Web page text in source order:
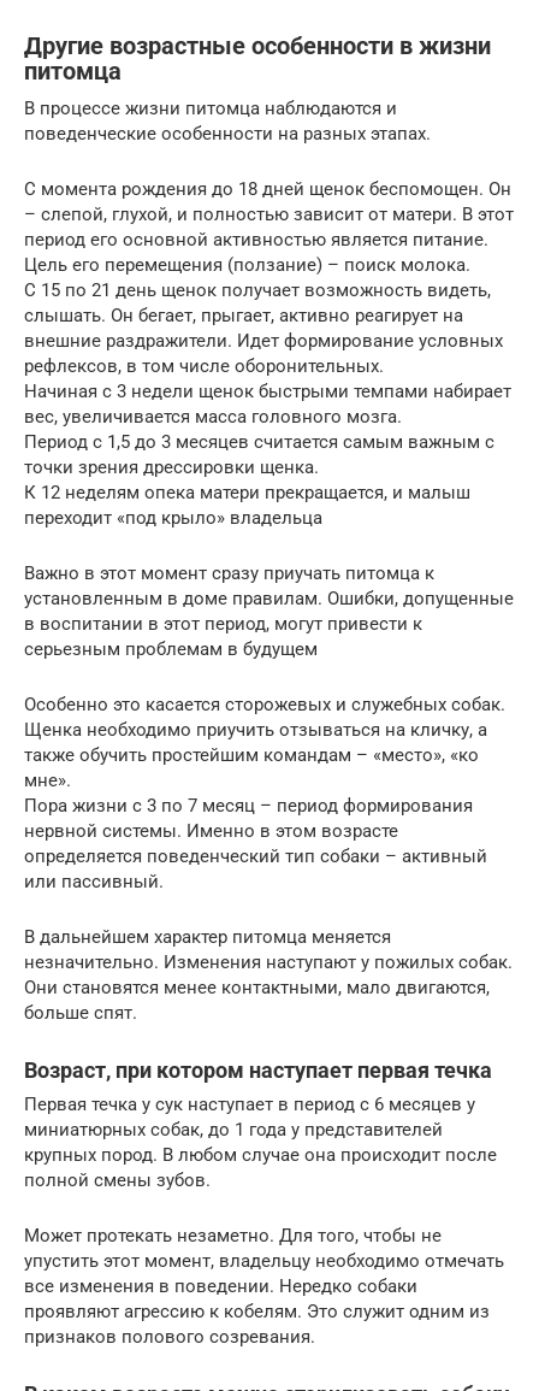
Другие возрастные особенности в жизни
питомца
В процессе жизни питомца наблюдаются и
поведенческие особенности на разных этапах.
С момента рождения до 18 дней щенок беспомощен. Он
– слепой, глухой, и полностью зависит от матери. В этот
период его основной активностью является питание.
Цель его перемещения (ползание) – поиск молока.
С 15 по 21 день щенок получает возможность видеть,
слышать. Он бегает, прыгает, активно реагирует на
внешние раздражители. Идет формирование условных
рефлексов, в том числе оборонительных.
Начиная с 3 недели щенок быстрыми темпами набирает
вес, увеличивается масса головного мозга.
Период с 1,5 до 3 месяцев считается самым важным с
точки зрения дрессировки щенка.
К 12 неделям опека матери прекращается, и малыш
переходит «под крыло» владельца
Важно в этот момент сразу приучать питомца к
установленным в доме правилам. Ошибки, допущенные
в воспитании в этот период, могут привести к
серьезным проблемам в будущем
Особенно это касается сторожевых и служебных собак.
Щенка необходимо приучить отзываться на кличку, а
также обучить простейшим командам – «место», «ко
мне».
Пора жизни с 3 по 7 месяц – период формирования
нервной системы. Именно в этом возрасте
определяется поведенческий тип собаки – активный
или пассивный.
В дальнейшем характер питомца меняется
незначительно. Изменения наступают у пожилых собак.
Они становятся менее контактными, мало двигаются,
больше спят.
Возраст, при котором наступает первая течка
Первая течка у сук наступает в период с 6 месяцев у
миниатюрных собак, до 1 года у представителей
крупных пород. В любом случае она происходит после
полной смены зубов.
Может протекать незаметно. Для того, чтобы не
упустить этот момент, владельцу необходимо отмечать
все изменения в поведении. Нередко собаки
проявляют агрессию к кобелям. Это служит одним из
признаков полового созревания.